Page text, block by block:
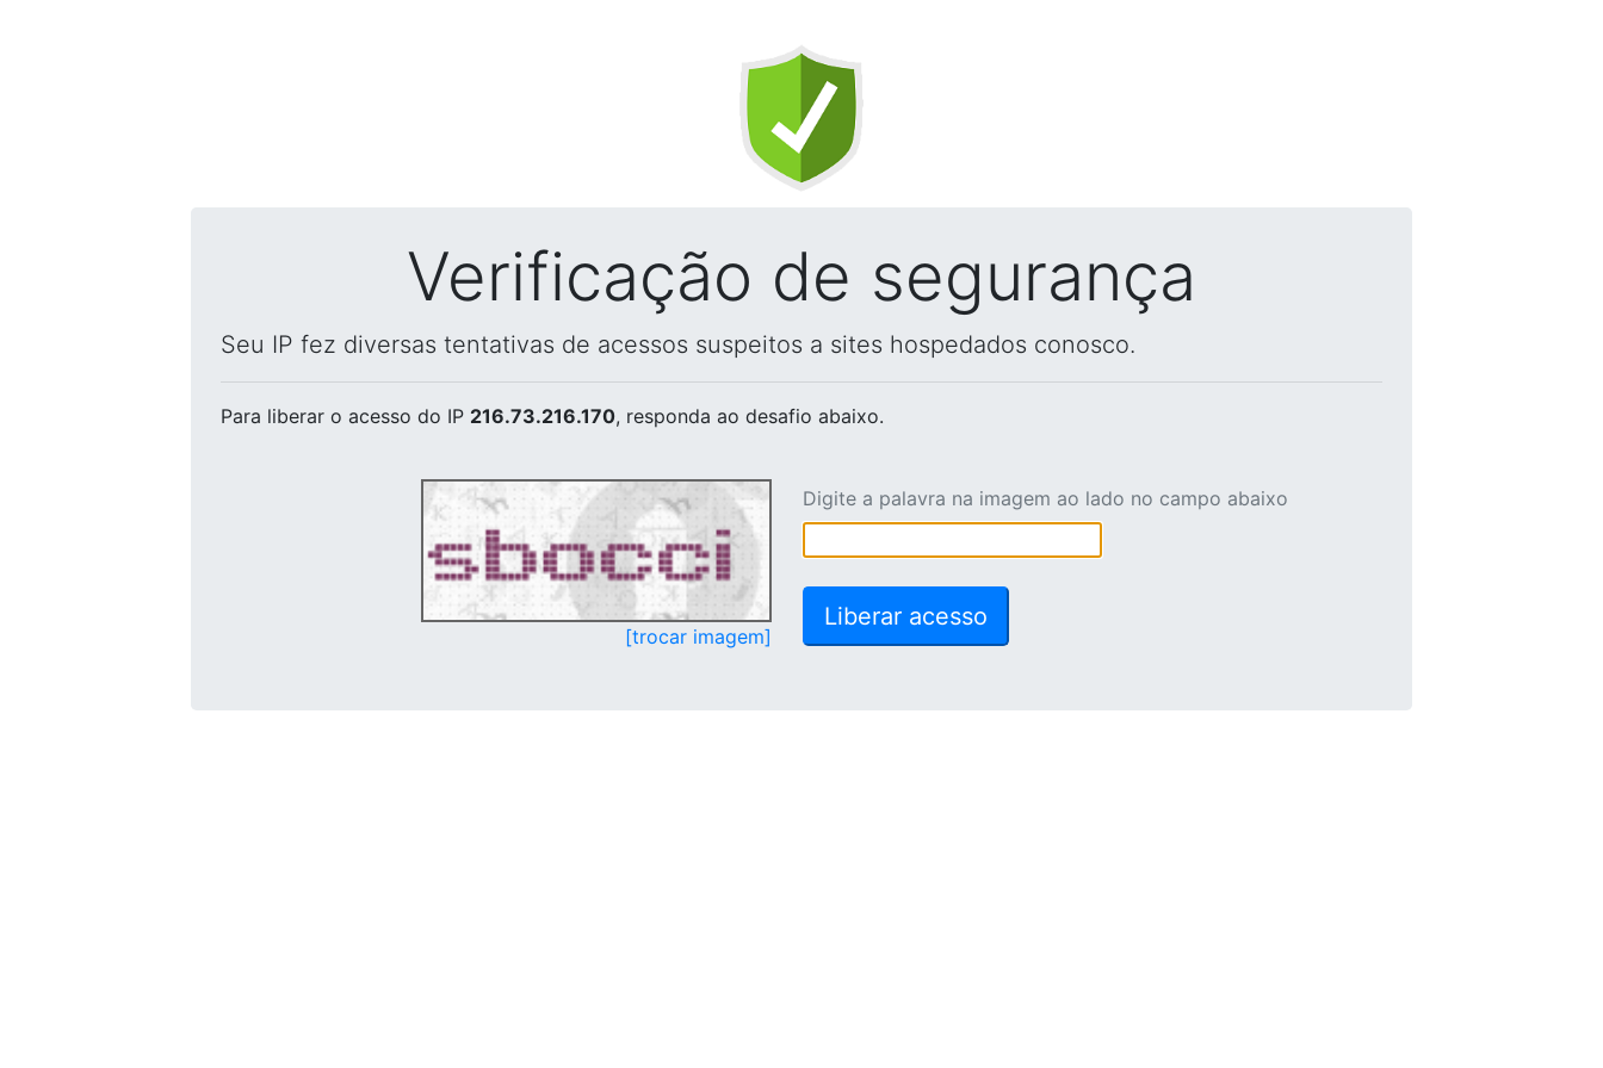
Verificação de segurança
Seu IP fez diversas tentativas de acessos suspeitos a sites hospedados conosco.
Para liberar o acesso do IP 216.73.216.170, responda ao desafio abaixo.
[trocar imagem]
Digite a palavra na imagem ao lado no campo abaixo